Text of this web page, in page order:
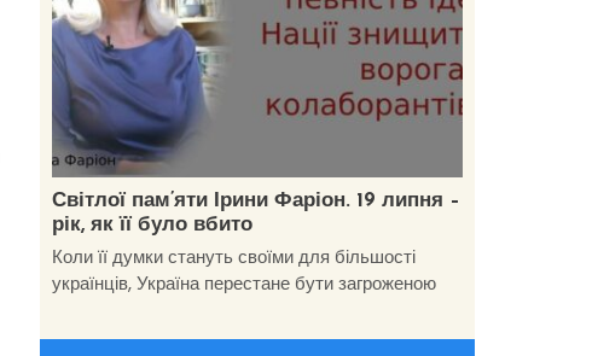
Світлої пам’яти Ірини Фаріон. 19 липня –
рік, як її було вбито
Коли її думки стануть своїми для більшості
українців, Україна перестане бути загроженою